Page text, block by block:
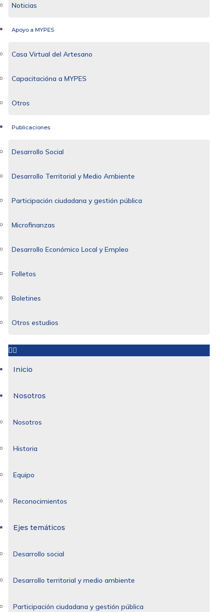
Noticias
Apoyo a MYPES
Casa Virtual del Artesano
Capacitacióna a MYPES
Otros
Publicaciones
Desarrollo Social
Desarrollo Territorial y Medio Ambiente
Participación ciudadana y gestión pública
Microfinanzas
Desarrollo Económico Local y Empleo
Folletos
Boletines
Otros estudios
Inicio
Nosotros
Nosotros
Historia
Equipo
Reconocimientos
Ejes temáticos
Desarrollo social
Desarrollo territorial y medio ambiente
Participación ciudadana y gestión pública